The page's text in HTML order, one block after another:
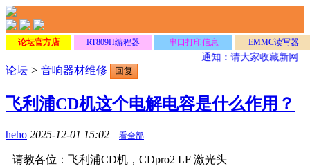
论坛官方店 RT809H编程器 串口打印信息 EMMC读写器
通知：请大家收藏新网址
论坛 > 音响器材维修 回复
飞利浦CD机这个电解电容是什么作用？
heho 2025-12-01 15:02 看全部
请教各位：飞利浦CD机，CDpro2 LF 激光头